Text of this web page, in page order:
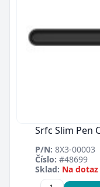
Srfc Slim Pen
P/N: 8X3-00003
Číslo: #48699
Sklad: Na dotaz